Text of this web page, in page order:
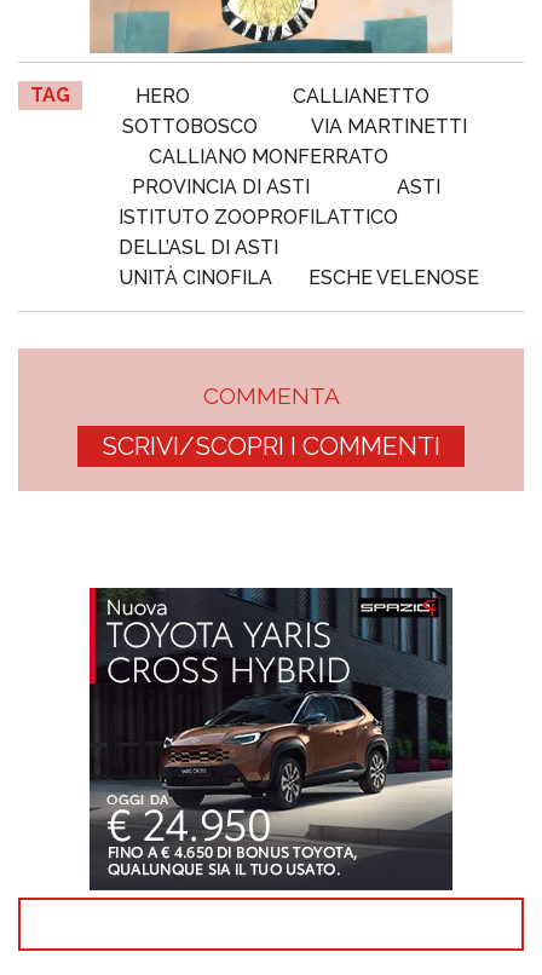
TAG HERO
CALLIANETTO
SOTTOBOSCO
VIA MARTINETTI
CALLIANO MONFERRATO
PROVINCIA DI ASTI
ASTI
ISTITUTO ZOOPROFILATTICO
DELL’ASL DI ASTI
UNITÀ CINOFILA
ESCHE VELENOSE
COMMENTA
SCRIVI/SCOPRI I COMMENTI